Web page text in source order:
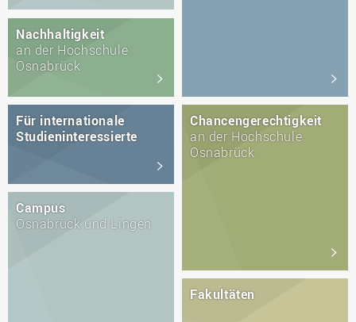
Nachhaltigkeit
an der Hochschule
Osnabrück
Für internationale
Studieninteressierte
Campus
Osnabrück und Lingen
Chancengerechtigkeit
an der Hochschule
Osnabrück
Fakultäten